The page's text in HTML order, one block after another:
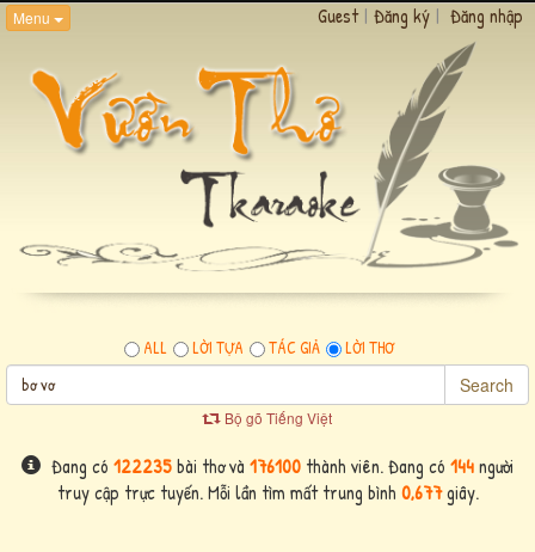
Menu Guest | Đăng ký | Đăng nhập
ALL LỜI TỰA TÁC GIẢ LỜI THƠ
Search
Bộ gõ Tiếng Việt
Đang có 122235bài thơ và 176100 thành viên. Đang có 144người
truy cập trực tuyến. Mỗi lần tìm mất trung bình 0,677giây.